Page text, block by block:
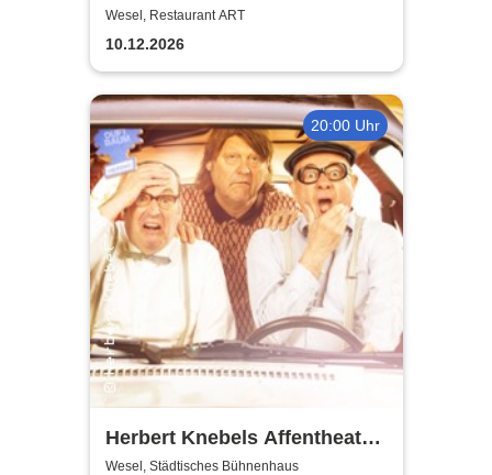
Hauptkommissar Schröder
ermittelt
Wesel, Restaurant ART
10.12.2026
20:00 Uhr
Herbert Knebels Affentheater
- Voll Karacho!
Wesel, Städtisches Bühnenhaus